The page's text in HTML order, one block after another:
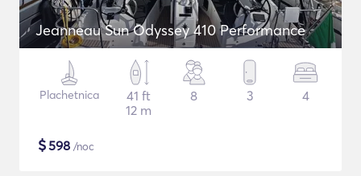
Jeanneau Sun Odyssey 410 Performance
Plachetnica
41 ft
12 m
8 3 4
$598 /noc